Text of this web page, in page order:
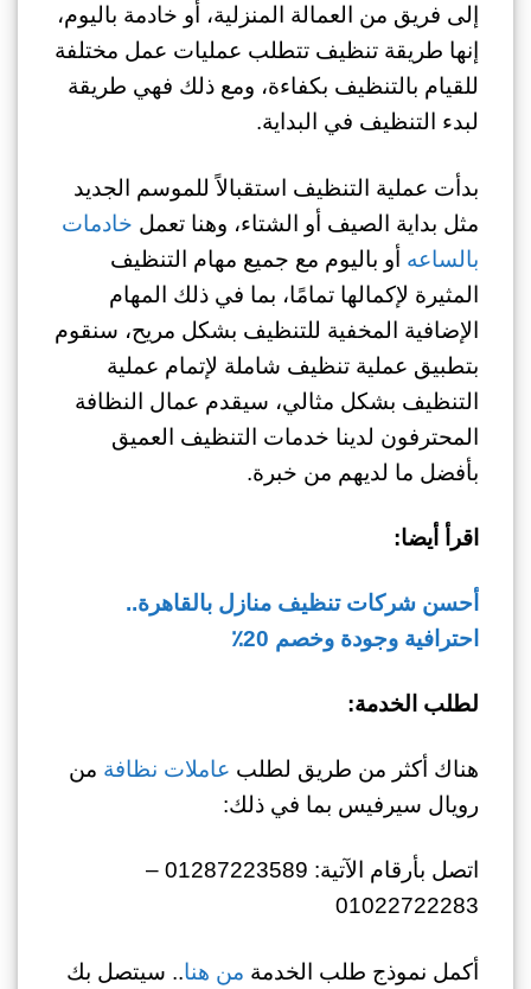
إلى فريق من العمالة المنزلية، أو خادمة باليوم،
إنها طريقة تنظيف تتطلب عمليات عمل مختلفة
للقيام بالتنظيف بكفاءة، ومع ذلك فهي طريقة
لبدء التنظيف في البداية.
بدأت عملية التنظيف استقبالاً للموسم الجديد
مثل بداية الصيف أو الشتاء، وهنا تعمل خادمات
بالساعه أو باليوم مع جميع مهام التنظيف
المثيرة لإكمالها تمامًا، بما في ذلك المهام
الإضافية المخفية للتنظيف بشكل مريح، سنقوم
بتطبيق عملية تنظيف شاملة لإتمام عملية
التنظيف بشكل مثالي، سيقدم عمال النظافة
المحترفون لدينا خدمات التنظيف العميق
بأفضل ما لديهم من خبرة.
اقرأ أيضا:
أحسن شركات تنظيف منازل بالقاهرة..
احترافية وجودة وخصم 20٪
لطلب الخدمة:
هناك أكثر من طريق لطلب عاملات نظافة من
رويال سيرفيس بما في ذلك:
اتصل بأرقام الآتية: 01287223589 –
01022722283
أكمل نموذج طلب الخدمة من هنا.. سيتصل بك